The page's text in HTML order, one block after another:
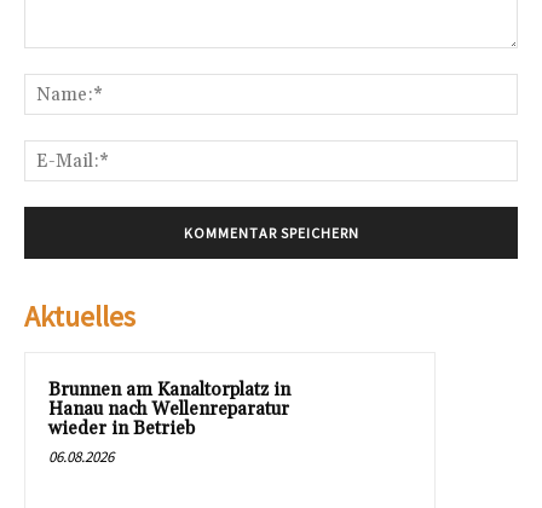
Aktuelles
Brunnen am Kanaltorplatz in
Hanau nach Wellenreparatur
wieder in Betrieb
06.08.2026